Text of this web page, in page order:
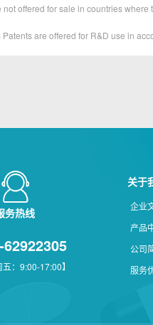
offered for sale in countries
are offered for R&D use in
务热线
五：9:00-17:00】
关于
企业
产品
公司
服务